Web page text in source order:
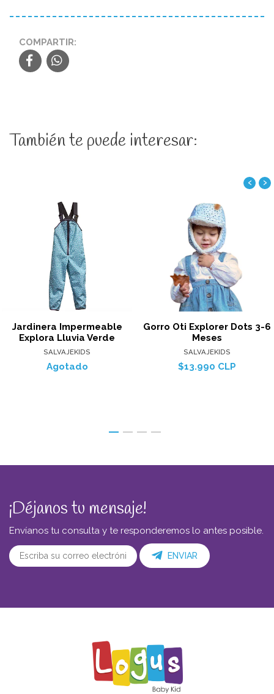
COMPARTIR:
También te puede interesar:
Jardinera Impermeable
Explora Lluvia Verde
SALVAJEKIDS
Agotado
Gorro Oti Explorer Dots 3-6
Meses
SALVAJEKIDS
$13.990 CLP
‹ ›
¡Déjanos tu mensaje!
Envíanos tu consulta y te responderemos lo antes posible.
ENVIAR